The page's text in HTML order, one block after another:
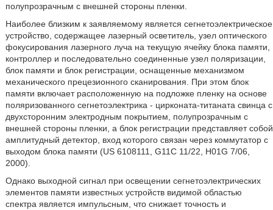
полупрозрачным с внешней стороны пленки.
Наиболее близким к заявляемому является сегнетоэлектрическое
устройство, содержащее лазерный осветитель, узел оптического
фокусирования лазерного луча на текущую ячейку блока памяти,
контроллер и последовательно соединенные узел поляризации,
блок памяти и блок регистрации, оснащенные механизмом
механического прецезионного сканирования. При этом блок
памяти включает расположенную на подложке пленку на основе
поляризованного сегнетоэлектрика - цирконата-титаната свинца с
двухсторонним электродным покрытием, полупрозрачным с
внешней стороны пленки, а блок регистрации представляет собой
амплитудный детектор, вход которого связан через коммутатор с
выходом блока памяти (US 6108111, G11С 11/22, Н01G 7/06,
2000).
Однако выходной сигнал при освещении сегнетоэлектрических
элементов памяти известных устройств видимой областью
спектра является импульсным, что снижает точность и